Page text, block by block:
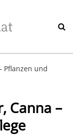
Pflanzen und
Canna –